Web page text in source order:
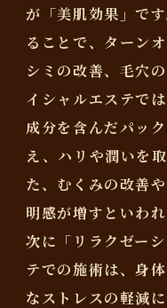
が「美肌効果」で
ることで、ターン
シミの改善、毛穴
イシャルエステで
成分を含んだパッ
え、ハリや潤いを
た、むくみの改善
明感が増すといわれ
次に「リラクゼー
テでの施術は、身
なストレスの軽減